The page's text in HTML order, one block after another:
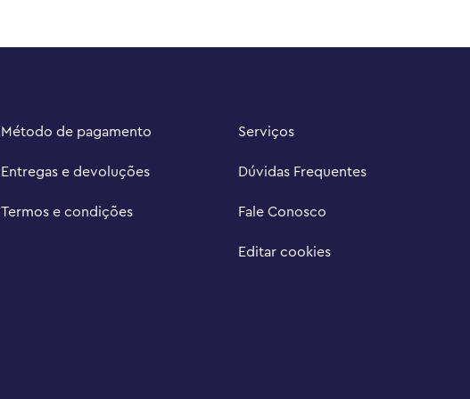
Método de pagamento
Entregas e devoluções
Termos e condições
Serviços
Dúvidas Frequentes
Fale Conosco
Editar cookies